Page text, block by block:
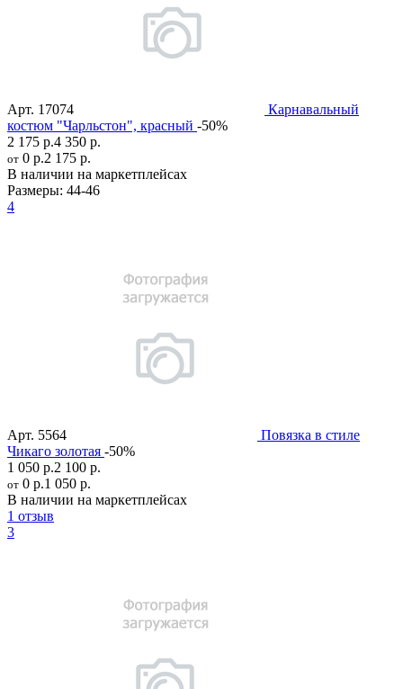
Арт. 17074
Карнавальный
костюм "Чарльстон", красный -50%
2 175 р.4 350 р.
от 0 р.2 175 р.
В наличии на маркетплейсах
Размеры: 44-46
4
Арт. 5564
Повязка в стиле
Чикаго золотая -50%
1 050 р.2 100 р.
от 0 р.1 050 р.
В наличии на маркетплейсах
1 отзыв
3